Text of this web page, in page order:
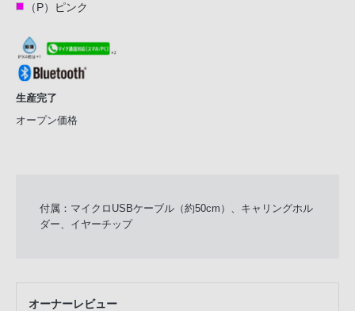
（P）ピンク
生産完了
オープン価格
付属：マイクロUSBケーブル（約50cm）、キャリングホル
ダー、イヤーチップ
オーナーレビュー